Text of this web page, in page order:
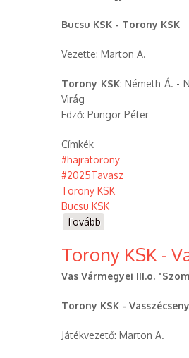
SE
Bucsu KSK - Torony
Vezette: Marton A.
Torony KSK: Németh Á. -
Virág
Edző: Pungor Péter
Címkék
#hajratorony
#2025Tavasz
Torony KSK
Bucsu KSK
Tovább
-
Torony
KSK
(2025.05.18.))
Torony KSK -
Vas Vármegyei III.o.
Torony KSK -
Játékvezető: Marton A.